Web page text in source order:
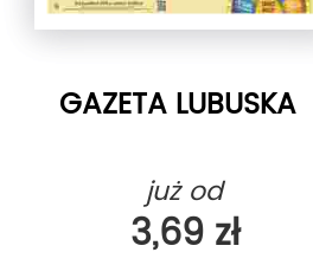
GAZETA LUBUSKA
już od
3,69 zł